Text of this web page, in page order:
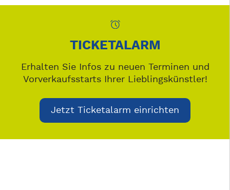
TICKETALARM
Erhalten Sie Infos zu neuen Terminen und
Vorverkaufsstarts Ihrer Lieblingskünstler!
Jetzt Ticketalarm einrichten